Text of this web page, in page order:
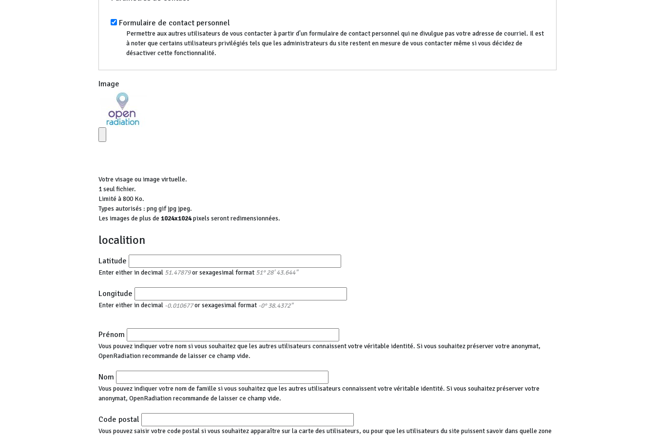
Formulaire de contact personnel
Permettre aux autres utilisateurs de vous contacter à partir d'un formulaire de contact personnel qui ne divulgue pas votre adresse de courriel. Il est
à noter que certains utilisateurs privilégiés tels que les administrateurs du site restent en mesure de vous contacter même si vous décidez de
désactiver cette fonctionnalité.
Image
Votre visage ou image virtuelle.
1 seul fichier.
Limité à 800 Ko.
Types autorisés : png gif jpg jpeg.
Les images de plus de 1024x1024pixels seront redimensionnées.
localition
Latitude
Enter either in decimal 51.47879or sexagesimal format 51° 28' 43.644"
Longitude
Enter either in decimal -0.010677or sexagesimal format -0° 38.4372"
Prénom
Vous pouvez indiquer votre nom si vous souhaitez que les autres utilisateurs connaissent votre véritable identité. Si vous souhaitez préserver votre anonymat,
OpenRadiation recommande de laisser ce champ vide.
Nom
Vous pouvez indiquer votre nom de famille si vous souhaitez que les autres utilisateurs connaissent votre véritable identité. Si vous souhaitez préserver votre
anonymat, OpenRadiation recommande de laisser ce champ vide.
Code postal
Vous pouvez saisir votre code postal si vous souhaitez apparaître sur la carte des utilisateurs, ou pour que les utilisateurs du site puissent savoir dans quelle zone